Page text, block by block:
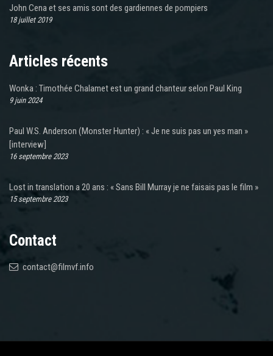
John Cena et ses amis sont des gardiennes de pompiers
18 juillet 2019
Articles récents
Wonka : Timothée Chalamet est un grand chanteur selon Paul King
9 juin 2024
Paul W.S. Anderson (Monster Hunter) : « Je ne suis pas un yes man »
[interview]
16 septembre 2023
Lost in translation a 20 ans : « Sans Bill Murray je ne faisais pas le film »
15 septembre 2023
Contact
contact@filmvf.info